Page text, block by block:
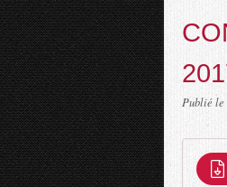
Publié le